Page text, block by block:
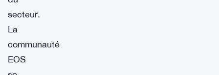
secteur.
La
communauté
EOS